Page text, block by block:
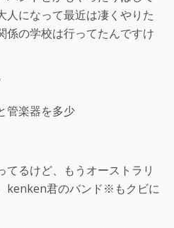
人になって最近は凄くやりた
係の学校は行ってたんですけ
管楽器を多少
るけど、もうオーストラリ
kenken君のバンド※もクビに